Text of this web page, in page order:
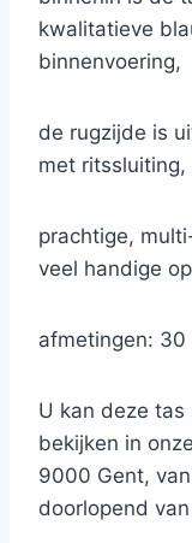
kwalitatieve
binnenvoering,
de rugzijde is
met ritssluiting,
prachtige,
veel handige
afmetingen:
U kan deze
bekijken in
9000 Gent,
doorlopend